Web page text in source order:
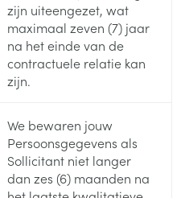
zijn uiteengezet, wat
maximaal zeven (7) jaar
na het einde van de
contractuele relatie kan
zijn.
We bewaren jouw
Persoonsgegevens als
Sollicitant niet langer
dan zes (6) maanden na